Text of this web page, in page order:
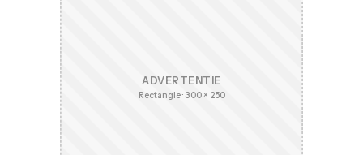
ADVERTENTIE
Rectangle · 300 × 250